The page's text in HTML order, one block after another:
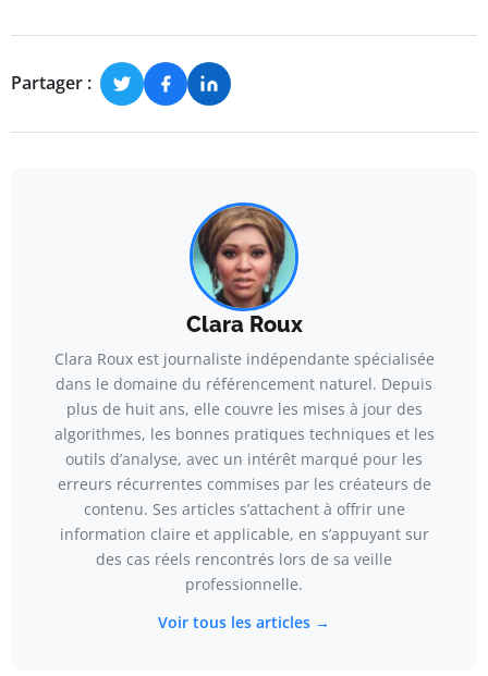
Partager :
Clara Roux
Clara Roux est journaliste indépendante spécialisée
dans le domaine du référencement naturel. Depuis
plus de huit ans, elle couvre les mises à jour des
algorithmes, les bonnes pratiques techniques et les
outils d’analyse, avec un intérêt marqué pour les
erreurs récurrentes commises par les créateurs de
contenu. Ses articles s’attachent à offrir une
information claire et applicable, en s’appuyant sur
des cas réels rencontrés lors de sa veille
professionnelle.
Voir tous les articles →